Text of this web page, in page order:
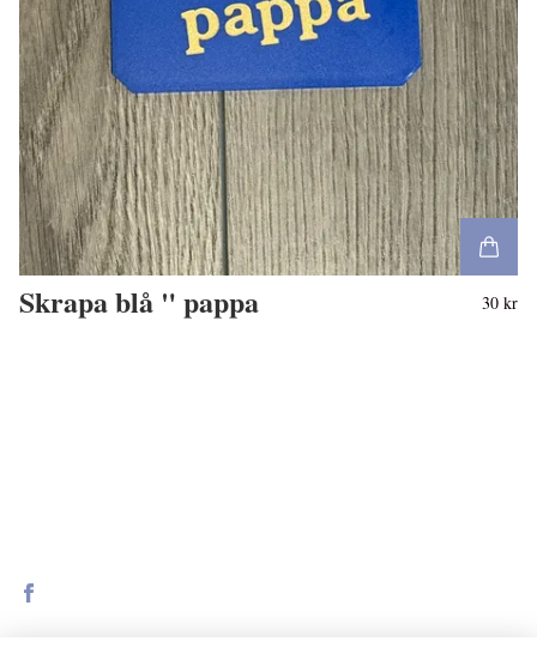
Skrapa blå " pappa 30 kr